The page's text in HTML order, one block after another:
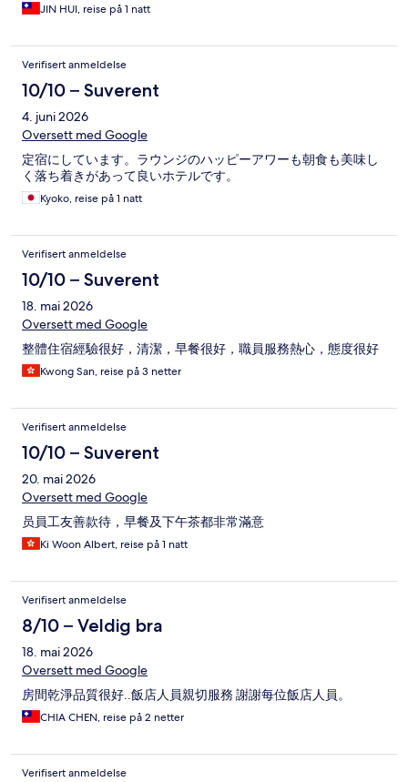
JIN HUI, reise på 1 natt
Verifisert anmeldelse
10/10 – Suverent
4. juni 2026
Oversett med Google
定宿にしています。ラウンジのハッピーアワーも朝食も美味し
く落ち着きがあって良いホテルです。
Kyoko, reise på 1 natt
Verifisert anmeldelse
10/10 – Suverent
18. mai 2026
Oversett med Google
整體住宿經驗很好，清潔，早餐很好，職員服務熱心，態度很好
Kwong San, reise på 3 netter
Verifisert anmeldelse
10/10 – Suverent
20. mai 2026
Oversett med Google
员員工友善款待，早餐及下午茶都非常滿意
Ki Woon Albert, reise på 1 natt
Verifisert anmeldelse
8/10 – Veldig bra
18. mai 2026
Oversett med Google
房間乾淨品質很好..飯店人員親切服務 謝謝每位飯店人員。
CHIA CHEN, reise på 2 netter
Verifisert anmeldelse